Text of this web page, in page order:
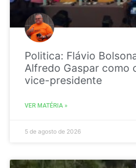
Politica: Flávio
Alfredo Gaspar como
vice-presidente
VER MATÉRIA »
5 de agosto de 2026